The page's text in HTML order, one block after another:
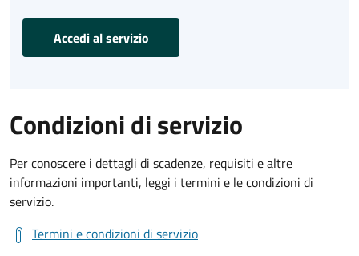
Accedi al servizio
Condizioni di servizio
Per conoscere i dettagli di scadenze, requisiti e altre
informazioni importanti, leggi i termini e le condizioni di
servizio.
Termini e condizioni di servizio